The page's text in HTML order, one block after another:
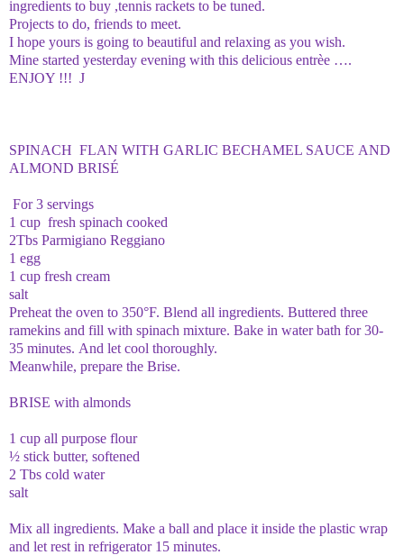
ingredients to buy ,tennis rackets to be tuned.
Projects to do, friends to meet.
I hope yours is going to beautiful and relaxing as you wish.
Mine started yesterday evening with this delicious entrèe ….
ENJOY !!! J
SPINACH FLAN WITH GARLIC BECHAMEL SAUCE AND
ALMOND BRISÉ
For 3 servings
1 cup fresh spinach cooked
2Tbs Parmigiano Reggiano
1 egg
1 cup fresh cream
salt
Preheat the oven to 350°F. Blend all ingredients. Buttered three
ramekins and fill with spinach mixture. Bake in water bath for 30-
35 minutes. And let cool thoroughly.
Meanwhile, prepare the Brise.
BRISE with almonds
1 cup all purpose flour
½ stick butter, softened
2 Tbs cold water
salt
Mix all ingredients. Make a ball and place it inside the plastic wrap
and let rest in refrigerator 15 minutes.